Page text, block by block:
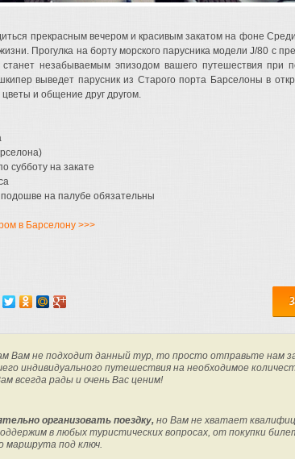
прекрасным вечером и красивым закатом на фоне
Прогулка на борту морского парусника модели J/80 с
незабываемым эпизодом вашего путешествия при
выведет парусник из Старого порта Барселоны в
и общение друг другом.
субботу на закате
на палубе обязательны
в Барселону >>>
Вам не подходит данный тур, то просто отправьте нам
индивидуального путешествия на необходимое
всегда рады и очень Вас ценим!
организовать поездку, но Вам не хватает
в любых туристических вопросах, от покупки
маршрута под ключ.